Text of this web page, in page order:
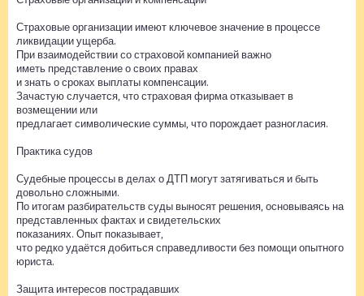
Страховые организации имеют ключевое значение в процессе
ликвидации ущерба.
При взаимодействии со страховой компанией важно
иметь представление о своих правах
и знать о сроках выплаты компенсации.
Зачастую случается, что страховая фирма отказывает в
возмещении или
предлагает символические суммы, что порождает разногласия.
Практика судов
Судебные процессы в делах о ДТП могут затягиваться и быть
довольно сложными.
По итогам разбирательств суды выносят решения, основываясь на
представленных фактах и свидетельских
показаниях. Опыт показывает,
что редко удаётся добиться справедливости без помощи опытного
юриста.
Защита интересов пострадавших